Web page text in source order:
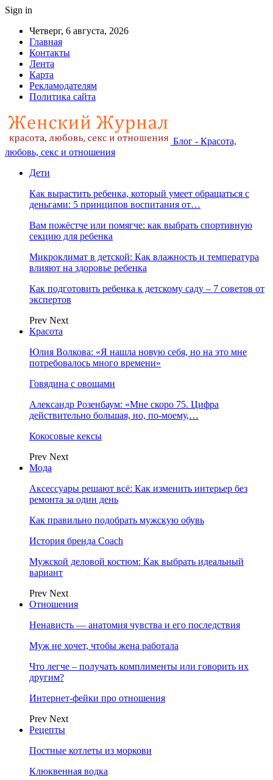
Sign in
Четверг, 6 августа, 2026
Главная
Контакты
Лента
Карта
Рекламодателям
Политика сайта
Блог - Красота,
любовь, секс и отношения
Дети
Как вырастить ребенка, который умеет обращаться с
деньгами: 5 принципов воспитания от…
Вам пожёстче или помягче: как выбрать спортивную
секцию для ребенка
Микроклимат в детской: Как влажность и температура
влияют на здоровье ребенка
Как подготовить ребенка к детскому саду – 7 советов от
экспертов
Prev Next
Красота
Юлия Волкова: «Я нашла новую себя, но на это мне
потребовалось много времени»
Говядина с овощами
Александр Розенбаум: «Мне скоро 75. Цифра
действительно большая, но, по‑моему,…
Кокосовые кексы
Prev Next
Мода
Аксессуары решают всё: Как изменить интерьер без
ремонта за один день
Как правильно подобрать мужскую обувь
История бренда Coach
Мужской деловой костюм: Как выбрать идеальный
вариант
Prev Next
Отношения
Ненависть — анатомия чувства и его последствия
Муж не хочет, чтобы жена работала
Что легче – получать комплименты или говорить их
другим?
Интернет-фейки про отношения
Prev Next
Рецепты
Постные котлеты из моркови
Клюквенная водка